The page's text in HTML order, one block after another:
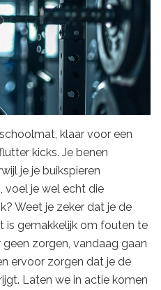
klaar voor een
kicks. Je benen
je je buikspieren
voel je wel echt die
Weet je zeker dat je de
is gemakkelijk om fouten te
zorgen, vandaag gaan
ervoor zorgen dat je de
Laten we in actie komen